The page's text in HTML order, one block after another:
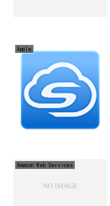
Apple
Amazon Web Services